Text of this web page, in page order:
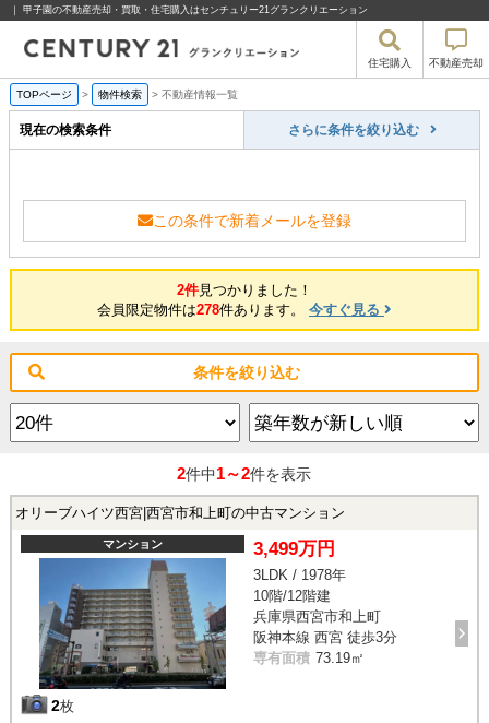
｜ 甲子園の不動産売却・買取・住宅購入はセンチュリー21グランクリエーション
住宅購入 不動産売却
TOPページ > 物件検索 > 不動産情報一覧
現在の検索条件 さらに条件を絞り込む
この条件で新着メールを登録
2件見つかりました！
会員限定物件は278件あります。 今すぐ見る
条件を絞り込む
2件中1～2件を表示
オリーブハイツ西宮|西宮市和上町の中古マンション
マンション
2枚
3,499万円
3LDK / 1978年
10階/12階建
兵庫県西宮市和上町
阪神本線 西宮 徒歩3分
専有面積 73.19㎡